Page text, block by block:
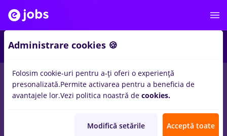
locuri de muncarusia, Part timein Cluj-Napoca
Student, Fara experientainBanci, Medicina / Sanatate
Administrare cookies 🍪
Folosim cookie-uri pentru a-ți oferi o experiență
presonalizată.Permite activarea pentru a beneficia de
avantajele lor.Vezi politica noastră de cookies.
Modifică setările Acceptă toate